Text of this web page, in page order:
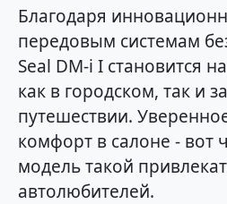
Благодаря
передовым системам
Seal DM-i I становится
как в городском, так и
путешествии.
комфорт в салоне - вот
модель такой
автолюбителей.